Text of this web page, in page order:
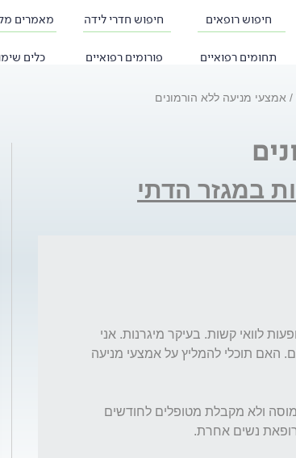
חיפוש רופאים חיפוש חדרי לידה מאמרים
תחומים רפואיים פורומים רפואיים כלים
אמצעי מניעה ללא הורמונים
במגזר הדתי